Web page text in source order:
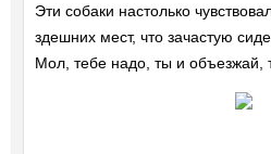
Эти собаки настолько
здешних мест, что зачастую
Мол, тебе надо, ты и объезжай,